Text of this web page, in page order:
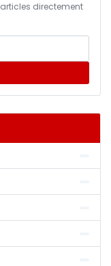
directement